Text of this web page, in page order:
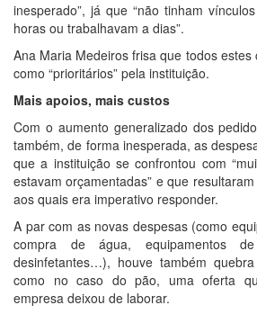
inesperado”, já que “não tinham
horas ou trabalhavam a dias”.
Ana Maria Medeiros frisa que todos
como “prioritários” pela instituição.
Mais apoios, mais custos
Com o aumento generalizado dos
também, de forma inesperada, as
que a instituição se confrontou com
estavam orçamentadas” e que
aos quais era imperativo responder.
A par com as novas despesas (como
compra de água, equipamentos
desinfetantes…), houve também
como no caso do pão, uma oferta
empresa deixou de laborar.